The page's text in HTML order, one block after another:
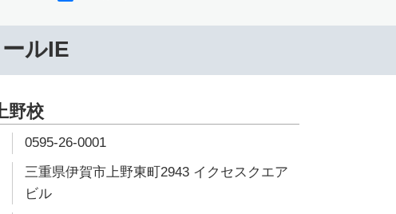
ルIE
野校
0595-26-0001
三重県伊賀市上野東町2943 イクセスクエア
ビル